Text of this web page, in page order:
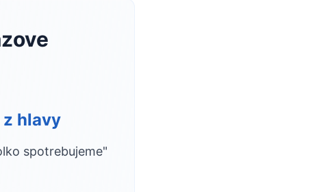
hlavy
spotrebujeme"